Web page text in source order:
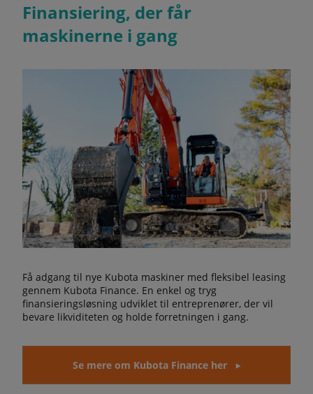
Finansiering, der får
maskinerne i gang
Få adgang til nye Kubota maskiner med fleksibel leasing
gennem Kubota Finance. En enkel og tryg
finansieringsløsning udviklet til entreprenører, der vil
bevare likviditeten og holde forretningen i gang.
Se mere om Kubota Finance her